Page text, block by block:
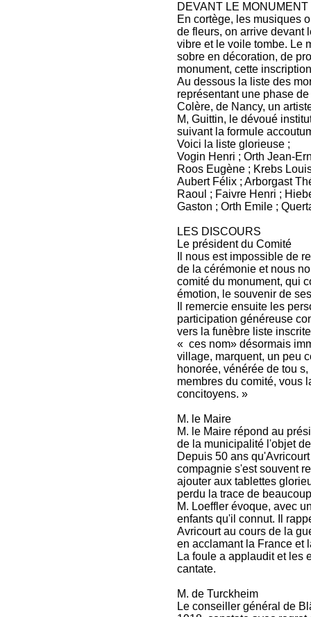
DEVANT LE MONUMENT
En cortège, les musiques
de fleurs, on arrive devant
vibre et le voile tombe. Le
sobre en décoration, de
monument, cette
Au dessous la liste des
représentant une phase
Colère, de Nancy, un
M, Guittin, le dévoué
suivant la formule
Voici la liste glorieuse ;
Vogin Henri ; Orth Jean-
Roos Eugène ; Krebs
Aubert Félix ; Arborgast
Raoul ; Faivre Henri ;
Gaston ; Orth Emile ;
LES DISCOURS
Le président du Comité
Il nous est impossible de
de la cérémonie et nous
comité du monument, qui
émotion, le souvenir de
Il remercie ensuite les
participation généreuse
vers la funèbre liste
« ces nom» désormais
village, marquent, un peu
honorée, vénérée de tou
membres du comité, vous
concitoyens. »
M. le Maire
M. le Maire répond au
de la municipalité l'objet
Depuis 50 ans
compagnie s'est souvent
ajouter aux tablettes
perdu la trace de
M. Loeffler évoque, avec
enfants qu'il connut. Il
Avricourt au cours de la
en acclamant la France et
La foule a applaudit et les
cantate.
M. de Turckheim
Le conseiller général de